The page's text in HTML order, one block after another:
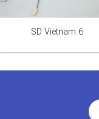
SD Vietnam 6